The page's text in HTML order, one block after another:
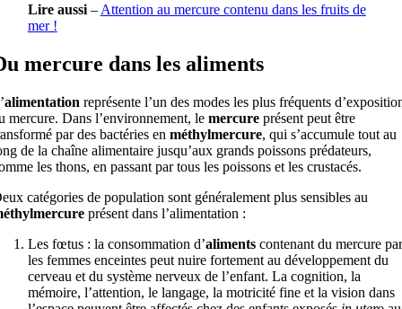
Lire aussi– Attention au mercure contenu dans les fruits de
mer !
mercure dans les aliments
alimentation représente l’un des modes les plus fréquents
mercure. Dans l’environnement, le mercureprésent peut être
par des bactéries en méthylmercure, qui s’accumule tout au
de la chaîne alimentaire jusqu’aux grands poissons prédateurs,
les thons, en passant par tous les poissons et les crustacés.
catégories de population sont généralement plus sensibles au
présent dans l’alimentation :
Les fœtus : la consommation d’alimentscontenant du mercure par
les femmes enceintes peut nuire fortement au développement du
cerveau et du système nerveux de l’enfant. La cognition, la
mémoire, l’attention, le langage, la motricité fine et la vision dans